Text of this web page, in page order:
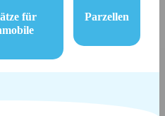
für
Parzellen